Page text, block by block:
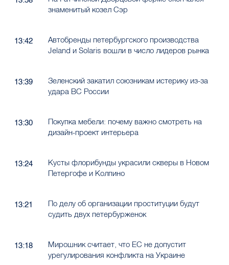
знаменитый козел Сэр
13:42
Автобренды петербургского производства
Jeland и Solaris вошли в число лидеров рынка
13:39
Зеленский закатил союзникам истерику из-за
удара ВС России
13:30
Покупка мебели: почему важно смотреть на
дизайн-проект интерьера
13:24
Кусты флорибунды украсили скверы в Новом
Петергофе и Колпино
13:21
По делу об организации проституции будут
судить двух петербурженок
13:18
Мирошник считает, что ЕС не допустит
урегулирования конфликта на Украине